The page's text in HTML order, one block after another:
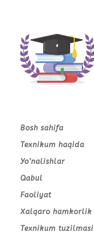
Bosh sahifa
Texnikum haqida
Yo’nalishlar
Qabul
Faoliyat
Xalqaro hamkorlik
Texnikum tuzilmasi